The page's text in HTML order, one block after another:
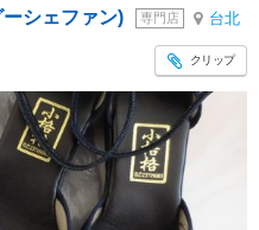
シェファン) 専門店 台北
クリップ